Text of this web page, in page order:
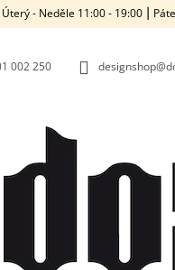
- Neděle 11:00 - 19:00 ⎮
002 250